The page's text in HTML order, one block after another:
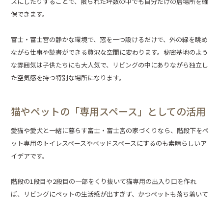
保できます。
富士・富士宮の静かな環境で、窓を一つ設けるだけで、外の緑を眺め
ながら仕事や読書ができる贅沢な空間に変わります。秘密基地のよう
な雰囲気は子供たちにも大人気で、リビングの中にありながら独立し
た空気感を持つ特別な場所になります。
猫やペットの「専用スペース」としての活用
愛猫や愛犬と一緒に暮らす富士・富士宮の家づくりなら、階段下をペ
ット専用のトイレスペースやベッドスペースにするのも素晴らしいア
イデアです。
階段の1段目や2段目の一部をくり抜いて猫専用の出入り口を作れ
ば、リビングにペットの生活感が出すぎず、かつペットも落ち着いて